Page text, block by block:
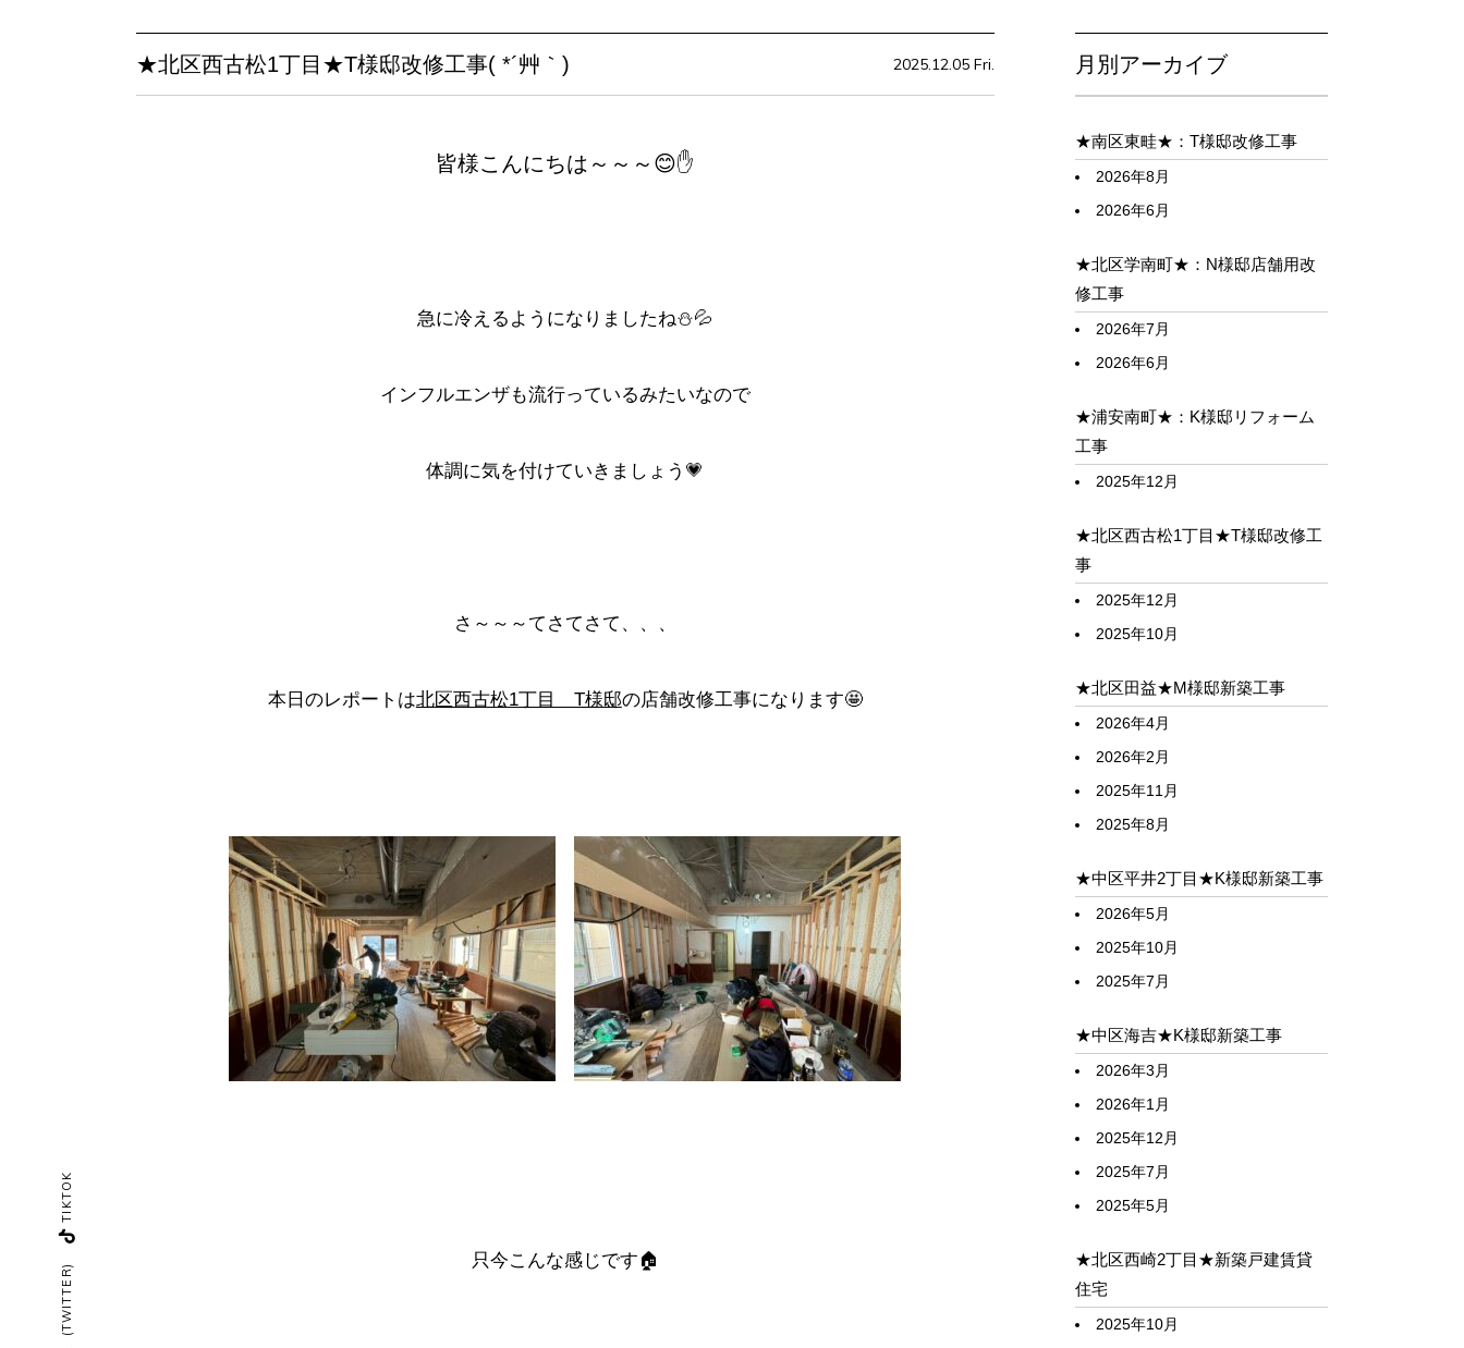
★北区西古松1丁目★T様邸改修工事( *´艸｀) 2025.12.05 Fri.
皆様こんにちは～～～😊✋
急に冷えるようになりましたね⛄💦
インフルエンザも流行っているみたいなので
体調に気を付けていきましょう💗
さ～～～てさてさて、、、
本日のレポートは北区西古松1丁目 T様邸の店舗改修工事になります🤩
只今こんな感じです🏠
月別アーカイブ
★南区東畦★：T様邸改修工事
2026年8月
2026年6月
★北区学南町★：N様邸店舗用改
修工事
2026年7月
2026年6月
★浦安南町★：K様邸リフォーム
工事
2025年12月
★北区西古松1丁目★T様邸改修工
事
2025年12月
2025年10月
★北区田益★M様邸新築工事
2026年4月
2026年2月
2025年11月
2025年8月
★中区平井2丁目★K様邸新築工事
2026年5月
2025年10月
2025年7月
★中区海吉★K様邸新築工事
2026年3月
2026年1月
2025年12月
2025年7月
2025年5月
★北区西崎2丁目★新築戸建賃貸
住宅
2025年10月
(TWITTER)
TIKTOK